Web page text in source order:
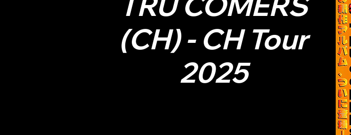
(CH) - CH Tour
2025